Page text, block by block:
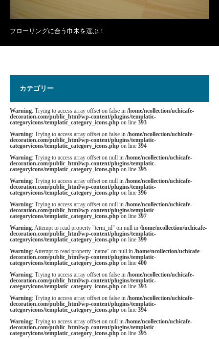
フローリングに合う巾木を選ぶ！
カテゴリー
Warning: Trying to access array offset on false in /home/ncollection/uchicafe-
decoration.com/public_html/wp-content/plugins/templatic-
categoryicons/templatic_category_icons.phpon line 393
Warning: Trying to access array offset on false in /home/ncollection/uchicafe-
decoration.com/public_html/wp-content/plugins/templatic-
categoryicons/templatic_category_icons.phpon line 394
Warning: Trying to access array offset on null in /home/ncollection/uchicafe-
decoration.com/public_html/wp-content/plugins/templatic-
categoryicons/templatic_category_icons.phpon line 395
Warning: Trying to access array offset on null in /home/ncollection/uchicafe-
decoration.com/public_html/wp-content/plugins/templatic-
categoryicons/templatic_category_icons.phpon line 396
Warning: Trying to access array offset on null in /home/ncollection/uchicafe-
decoration.com/public_html/wp-content/plugins/templatic-
categoryicons/templatic_category_icons.phpon line 397
Warning: Attempt to read property "term_id" on null in /home/ncollection/uchicafe-
decoration.com/public_html/wp-content/plugins/templatic-
categoryicons/templatic_category_icons.phpon line 399
Warning: Attempt to read property "name" on null in /home/ncollection/uchicafe-
decoration.com/public_html/wp-content/plugins/templatic-
categoryicons/templatic_category_icons.phpon line 400
Warning: Trying to access array offset on false in /home/ncollection/uchicafe-
decoration.com/public_html/wp-content/plugins/templatic-
categoryicons/templatic_category_icons.phpon line 393
Warning: Trying to access array offset on false in /home/ncollection/uchicafe-
decoration.com/public_html/wp-content/plugins/templatic-
categoryicons/templatic_category_icons.phpon line 394
Warning: Trying to access array offset on null in /home/ncollection/uchicafe-
decoration.com/public_html/wp-content/plugins/templatic-
categoryicons/templatic_category_icons.phpon line 395